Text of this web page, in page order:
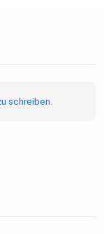
schreiben.